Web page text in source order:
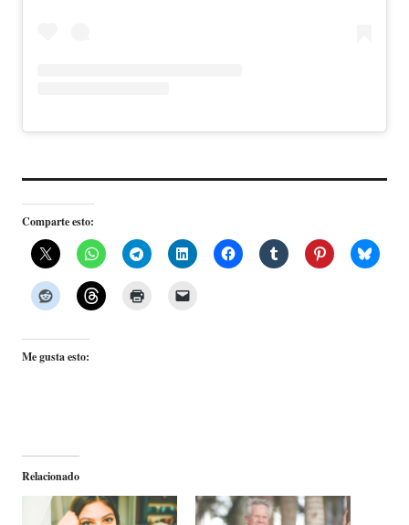
Comparte esto:
Me gusta esto:
Relacionado